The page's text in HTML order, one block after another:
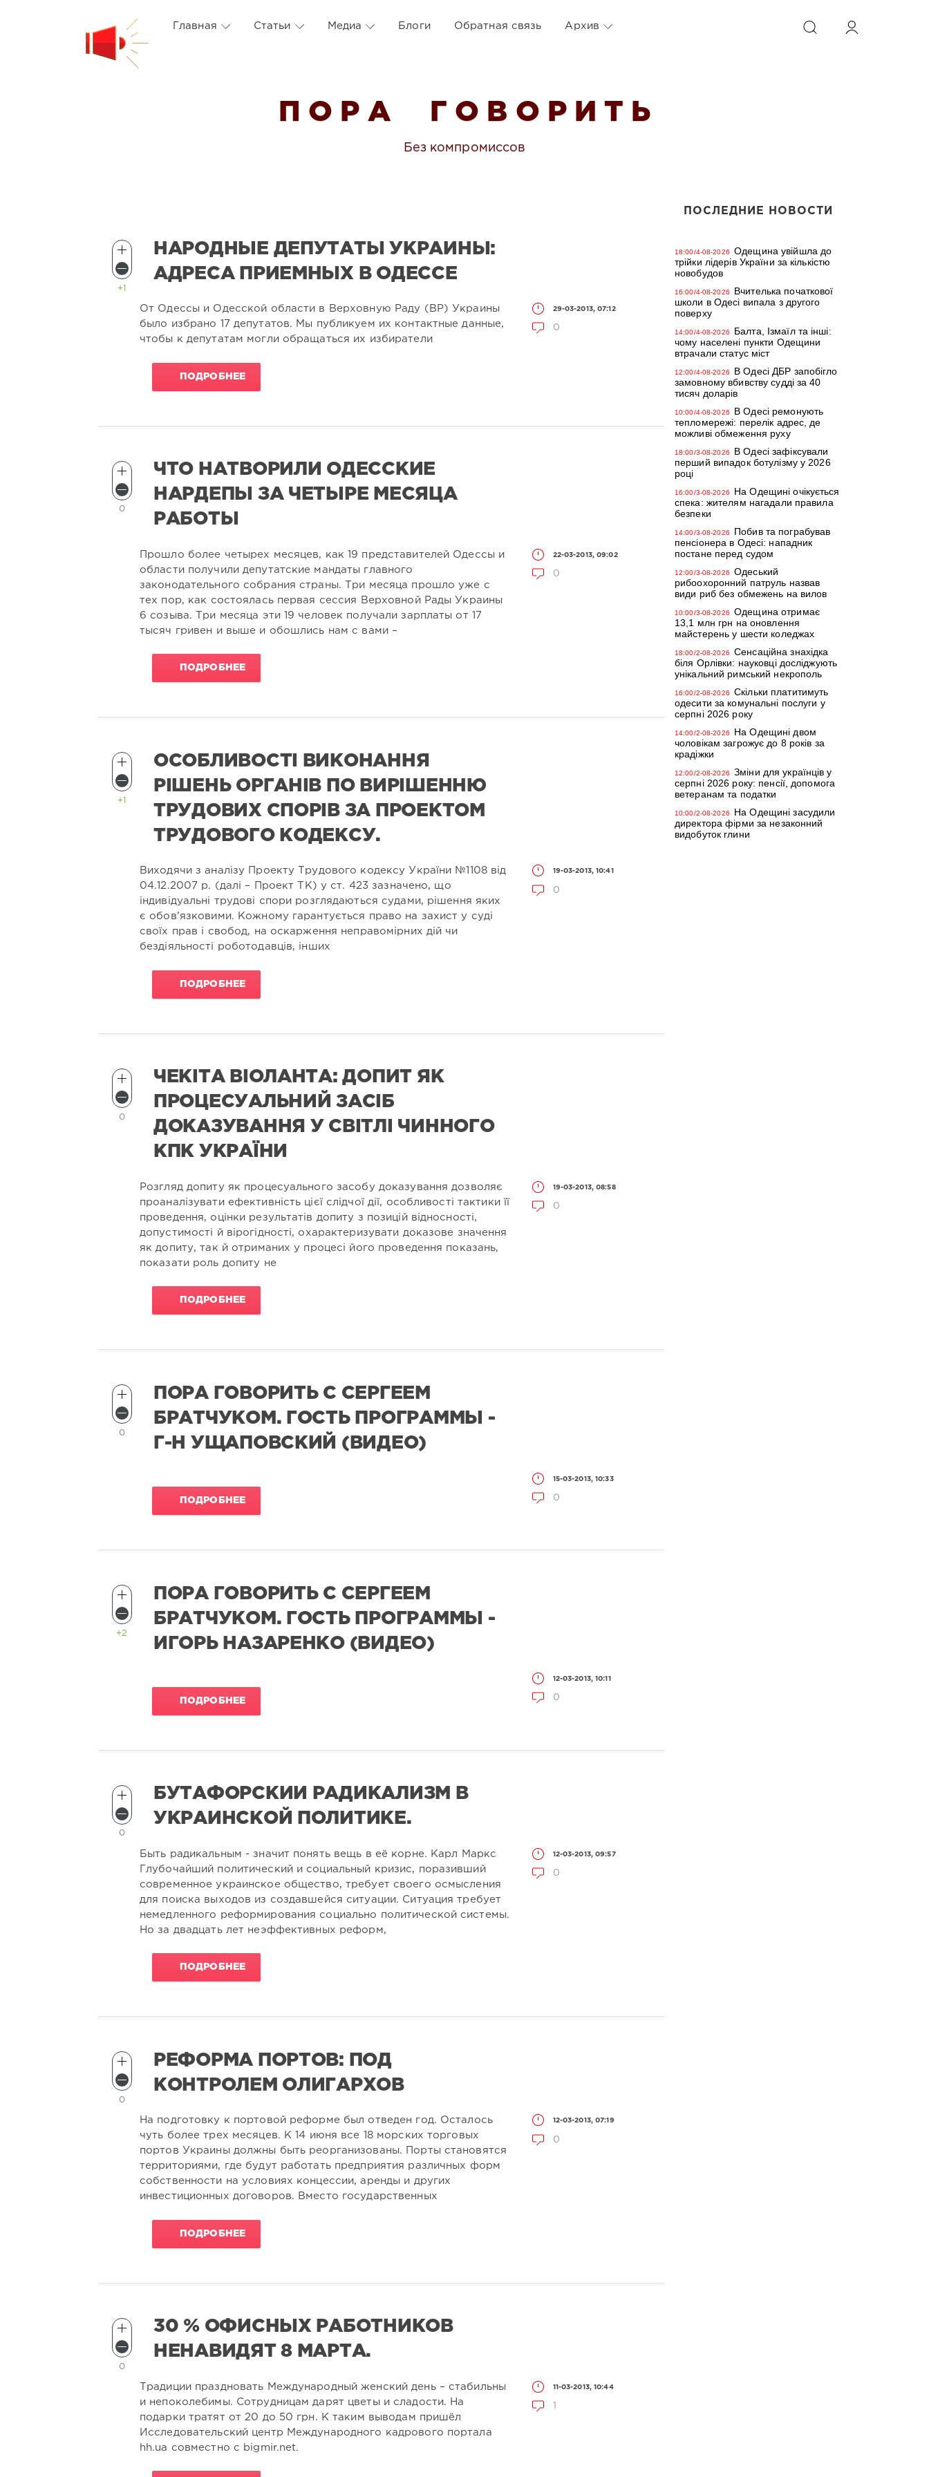
ИСКАТЬ
Главная Статьи Медиа Блоги Обратная связь Архив
П О Р А Г О В О Р И Т Ь
Без компромиссов
НАРОДНЫЕ ДЕПУТАТЫ УКРАИНЫ:
АДРЕСА ПРИЕМНЫХ В ОДЕССЕ
29-03-2013, 07:12
0
+1
От Одессы и Одесской области в Верховную Раду (ВР) Украины
было избрано 17 депутатов. Мы публикуем их контактные данные,
чтобы к депутатам могли обращаться их избиратели
ПОДРОБНЕЕ
ЧТО НАТВОРИЛИ ОДЕССКИЕ
НАРДЕПЫ ЗА ЧЕТЫРЕ МЕСЯЦА
РАБОТЫ
22-03-2013, 09:02
0
0
Прошло более четырех месяцев, как 19 представителей Одессы и
области получили депутатские мандаты главного
законодательного собрания страны. Три месяца прошло уже с
тех пор, как состоялась первая сессия Верховной Рады Украины
6 созыва. Три месяца эти 19 человек получали зарплаты от 17
тысяч гривен и выше и обошлись нам с вами –
ПОДРОБНЕЕ
ОСОБЛИВОСТІ ВИКОНАННЯ
РІШЕНЬ ОРГАНІВ ПО ВИРІШЕННЮ
ТРУДОВИХ СПОРІВ ЗА ПРОЕКТОМ
ТРУДОВОГО КОДЕКСУ.
19-03-2013, 10:41
0
+1
Виходячи з аналізу Проекту Трудового кодексу України №1108 від
04.12.2007 р. (далі – Проект ТК) у ст. 423 зазначено, що
індивідуальні трудові спори розглядаються судами, рішення яких
є обов’язковими. Кожному гарантується право на захист у суді
своїх прав і свобод, на оскарження неправомірних дій чи
бездіяльності роботодавців, інших
ПОДРОБНЕЕ
ЧЕКІТА ВІОЛАНТА: ДОПИТ ЯК
ПРОЦЕСУАЛЬНИЙ ЗАСІБ
ДОКАЗУВАННЯ У СВІТЛІ ЧИННОГО
КПК УКРАЇНИ
19-03-2013, 08:58
0
0
Розгляд допиту як процесуального засобу доказування дозволяє
проаналізувати ефективність цієї слідчої дії, особливості тактики її
проведення, оцінки результатів допиту з позицій відносності,
допустимості й вірогідності, охарактеризувати доказове значення
як допиту, так й отриманих у процесі його проведення показань,
показати роль допиту не
ПОДРОБНЕЕ
ПОРА ГОВОРИТЬ С СЕРГЕЕМ
БРАТЧУКОМ. ГОСТЬ ПРОГРАММЫ -
Г-Н УЩАПОВСКИЙ (ВИДЕО)
15-03-2013, 10:33
0
0
ПОДРОБНЕЕ
ПОРА ГОВОРИТЬ С СЕРГЕЕМ
БРАТЧУКОМ. ГОСТЬ ПРОГРАММЫ -
ИГОРЬ НАЗАРЕНКО (ВИДЕО)
12-03-2013, 10:11
0
+2
ПОДРОБНЕЕ
БУТАФОРСКИЙ РАДИКАЛИЗМ В
УКРАИНСКОЙ ПОЛИТИКЕ.
12-03-2013, 09:57
0
0
Быть радикальным - значит понять вещь в её корне. Карл Маркс
Глубочайший политический и социальный кризис, поразивший
современное украинское общество, требует своего осмысления
для поиска выходов из создавшейся ситуации. Ситуация требует
немедленного реформирования социально политической системы.
Но за двадцать лет неэффективных реформ,
ПОДРОБНЕЕ
РЕФОРМА ПОРТОВ: ПОД
КОНТРОЛЕМ ОЛИГАРХОВ
12-03-2013, 07:19
0
0
На подготовку к портовой реформе был отведен год. Осталось
чуть более трех месяцев. К 14 июня все 18 морских торговых
портов Украины должны быть реорганизованы. Порты становятся
территориями, где будут работать предприятия различных форм
собственности на условиях концессии, аренды и других
инвестиционных договоров. Вместо государственных
ПОДРОБНЕЕ
30 % ОФИСНЫХ РАБОТНИКОВ
НЕНАВИДЯТ 8 МАРТА.
11-03-2013, 10:44
0
Традиции праздновать Международный женский день – стабильны
и непоколебимы. Сотрудницам дарят цветы и сладости. На
подарки тратят от 20 до 50 грн. К таким выводам пришёл
Исследовательский центр Международного кадрового портала
hh.ua совместно с bigmir.net.
ПОСЛЕДНИЕ НОВОСТИ
18:00/4-08-2026
Одещина увійшла до
трійки лідерів України за кількістю
новобудов
16:00/4-08-2026
Вчителька початкової
школи в Одесі випала з другого
поверху
14:00/4-08-2026
Балта, Ізмаїл та інші:
чому населені пункти Одещини
втрачали статус міст
12:00/4-08-2026
В Одесі ДБР запобігло
замовному вбивству судді за 40
тисяч доларів
10:00/4-08-2026
В Одесі ремонують
тепломережі: перелік адрес, де
можливі обмеження руху
18:00/3-08-2026
В Одесі зафіксували
перший випадок ботулізму у 2026
році
16:00/3-08-2026
На Одещині очікується
спека: жителям нагадали правила
безпеки
14:00/3-08-2026
Побив та пограбував
пенсіонера в Одесі: нападник
постане перед судом
12:00/3-08-2026
Одеський
рибоохоронний патруль назвав
види риб без обмежень на вилов
10:00/3-08-2026
Одещина отримає
13,1 млн грн на оновлення
майстерень у шести коледжах
18:00/2-08-2026
Сенсаційна знахідка
біля Орлівки: науковці досліджують
унікальний римський некрополь
16:00/2-08-2026
Скільки платитимуть
одесити за комунальні послуги у
серпні 2026 року
14:00/2-08-2026
На Одещині двом
чоловікам загрожує до 8 років за
крадіжки
12:00/2-08-2026
Зміни для українців у
серпні 2026 року: пенсії, допомога
ветеранам та податки
10:00/2-08-2026
На Одещині засудили
директора фірми за незаконний
видобуток глини